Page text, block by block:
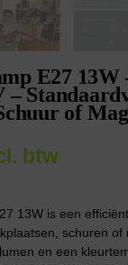
E27 13W
–
of
btw
13W is een
schuren of
en een